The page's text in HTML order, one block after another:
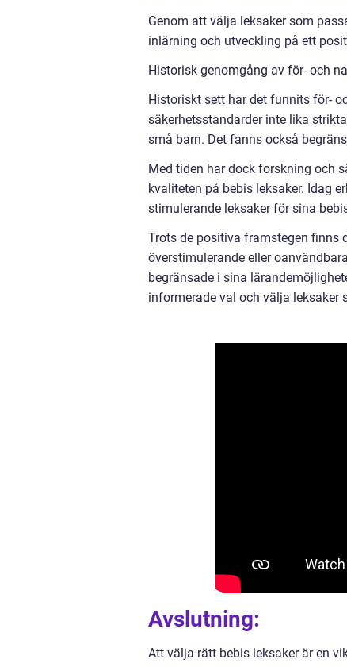
Genom att välja leksaker som
inlärning och utveckling på ett
Historisk genomgång av för- och
Historiskt sett har det funnits för-
säkerhetsstandarder inte lika
små barn. Det fanns också
Med tiden har dock forskning och
kvaliteten på bebis leksaker. Idag
stimulerande leksaker för sina
Trots de positiva framstegen finns
överstimulerande eller
begränsade i sina
informerade val och välja leksaker
Avslutning:
Att välja rätt bebis leksaker är en